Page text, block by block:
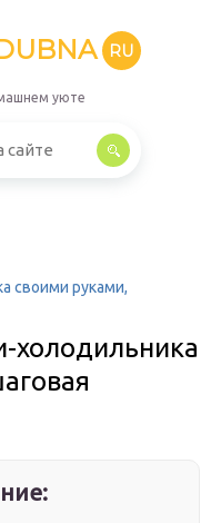
RU
уюте
своими руками,
холодильника